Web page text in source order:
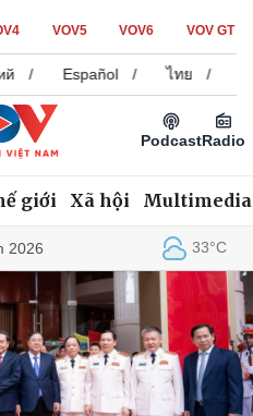
VOV5 VOV6 VOV GT
Español / ไทย 中文
PodcastRadio
giới Xã hội Multimedia
2026 33°C
Xã hội
Tin 24h
Dự báo thời tiết